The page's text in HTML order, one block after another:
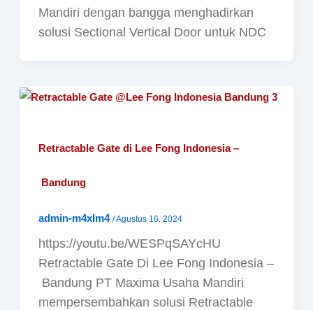
Mandiri dengan bangga menghadirkan
solusi Sectional Vertical Door untuk NDC
Retractable Gate di Lee Fong Indonesia –
Bandung
admin-m4xIm4 /Agustus 16, 2024
https://youtu.be/WESPqSAYcHU
Retractable Gate Di Lee Fong Indonesia –
Bandung PT Maxima Usaha Mandiri
mempersembahkan solusi Retractable